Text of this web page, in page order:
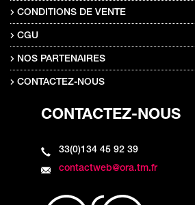
CONDITIONS DE VENTE
CGU
NOS PARTENAIRES
CONTACTEZ-NOUS
CONTACTEZ-NOUS
33(0)134 45 92 39
contactweb@ora.tm.fr